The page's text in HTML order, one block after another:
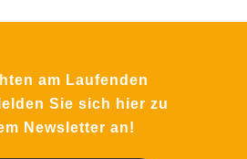
am Laufenden
Sie sich hier zu
Newsletter an!